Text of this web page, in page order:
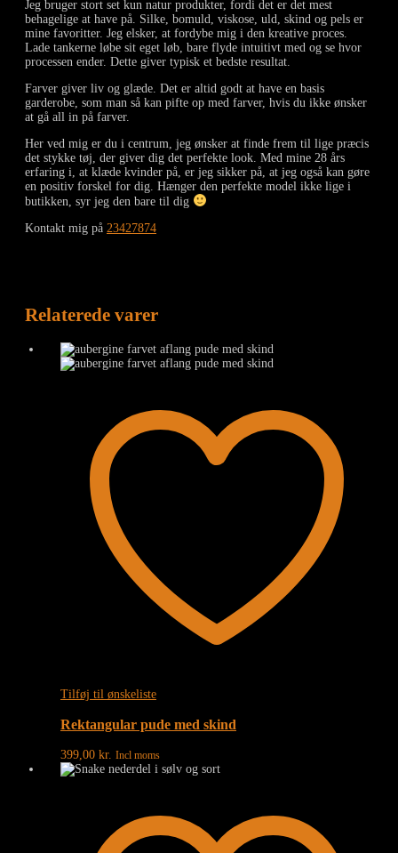
Jeg bruger stort set kun natur produkter, fordi det er det mest
behagelige at have på. Silke, bomuld, viskose, uld, skind og pels er
mine favoritter. Jeg elsker, at fordybe mig i den kreative proces.
Lade tankerne løbe sit eget løb, bare flyde intuitivt med og se hvor
processen ender. Dette giver typisk et bedste resultat.
Farver giver liv og glæde. Det er altid godt at have en basis
garderobe, som man så kan pifte op med farver, hvis du ikke ønsker
at gå all in på farver.
Her ved mig er du i centrum, jeg ønsker at finde frem til lige præcis
det stykke tøj, der giver dig det perfekte look. Med mine 28 års
erfaring i, at klæde kvinder på, er jeg sikker på, at jeg også kan gøre
en positiv forskel for dig. Hænger den perfekte model ikke lige i
butikken, syr jeg den bare til dig
Kontakt mig på 23427874
Relaterede varer
Tilføj til ønskeliste
Rektangular pude med skind
399,00 kr. Incl moms